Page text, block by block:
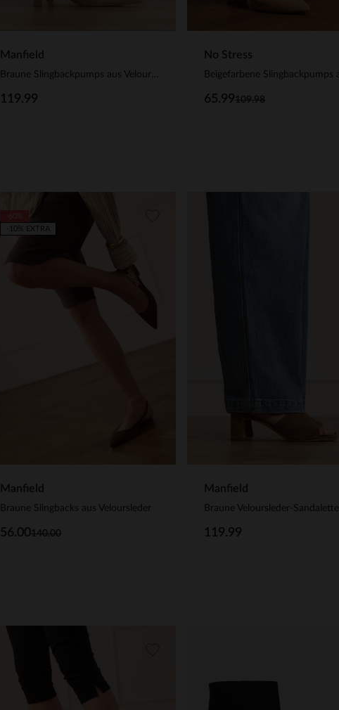
Manfield
119.99
No Stress
109.98
65.99
Manfield
Braune Slingbacks aus Veloursleder
140.00
56.00
-10% EXTRA
Manfield
Braune Veloursleder-
119.99